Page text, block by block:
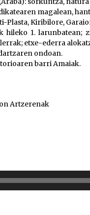
magalean,
Plasta, Kiribilore,
hileko 1. larunbatean;
etxe-ederra
ondoan.
barri Amaiak.
Artzerenak